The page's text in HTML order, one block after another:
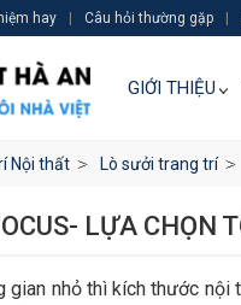
GIỚI THIỆU
Nội thất Lò sưởi trang trí
LỰA CHỌN
gian nhỏ thì kích thước
hay Câu hỏi thường gặp